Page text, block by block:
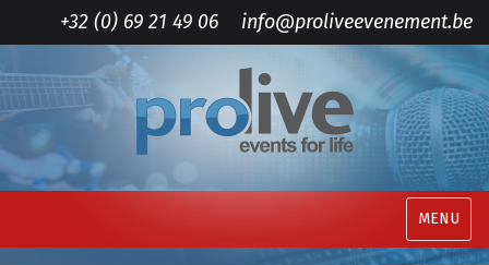
+32 (0) 69 21 49 06 info@proliveevenement.be
MENU